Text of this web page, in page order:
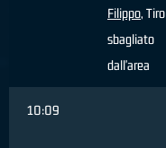
Filippo, Tiro
sbagliato
dall'area
10:09